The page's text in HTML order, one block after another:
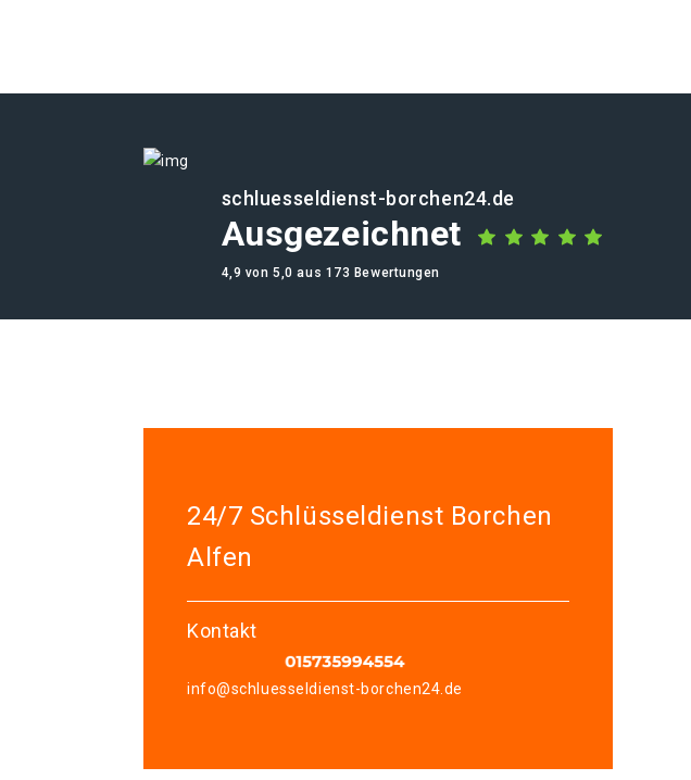
schluesseldienst-borchen24.de
Ausgezeichnet
4,9 von 5,0 aus 173 Bewertungen
24/7 Schlüsseldienst Borchen
Alfen
Kontakt
info@schluesseldienst-borchen24.de